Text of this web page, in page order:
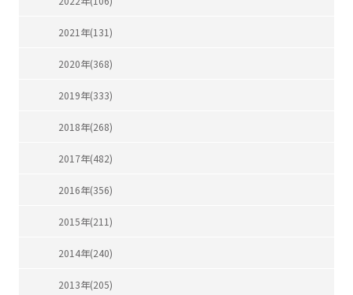
2021年(131)
2020年(368)
2019年(333)
2018年(268)
2017年(482)
2016年(356)
2015年(211)
2014年(240)
2013年(205)